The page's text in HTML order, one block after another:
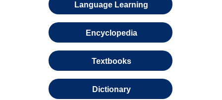
Language Learning
Encyclopedia
Textbooks
Dictionary